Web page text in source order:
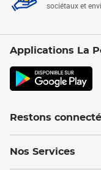
sociétaux et
Applications La
Restons
Nos Services